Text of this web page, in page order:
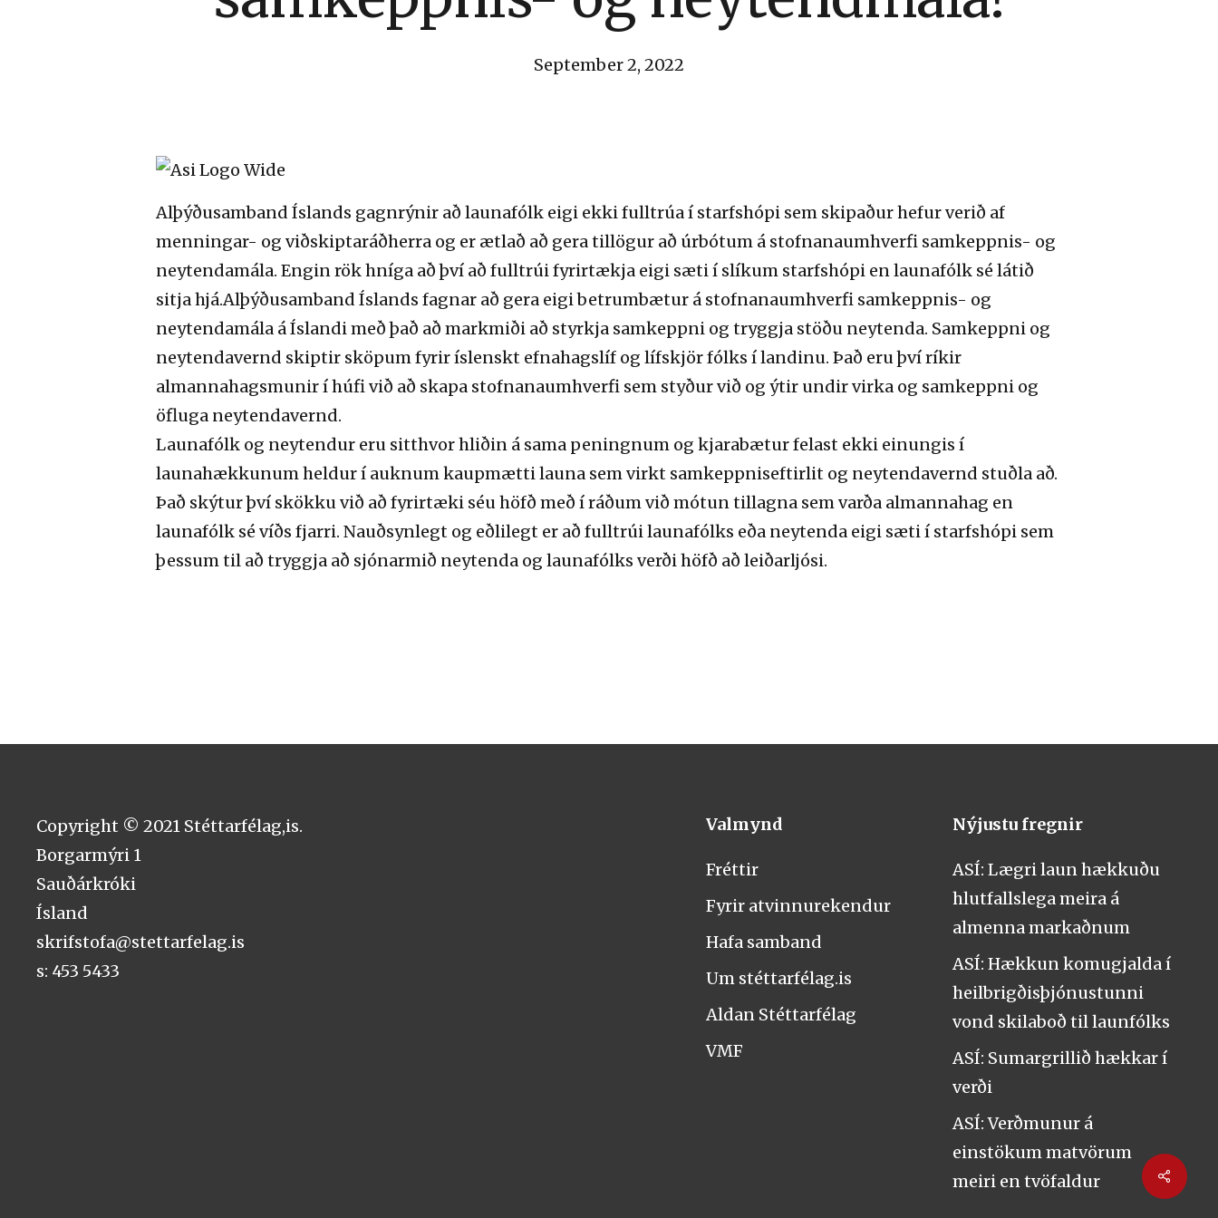
September 2, 2022
Alþýðusamband Íslands gagnrýnir að launafólk eigi ekki fulltrúa í starfshópi sem skipaður hefur verið af
menningar- og viðskiptaráðherra og er ætlað að gera tillögur að úrbótum á stofnanaumhverfi samkeppnis- og
neytendamála. Engin rök hníga að því að fulltrúi fyrirtækja eigi sæti í slíkum starfshópi en launafólk sé látið
sitja hjá.Alþýðusamband Íslands fagnar að gera eigi betrumbætur á stofnanaumhverfi samkeppnis- og
neytendamála á Íslandi með það að markmiði að styrkja samkeppni og tryggja stöðu neytenda. Samkeppni og
neytendavernd skiptir sköpum fyrir íslenskt efnahagslíf og lífskjör fólks í landinu. Það eru því ríkir
almannahagsmunir í húfi við að skapa stofnanaumhverfi sem styður við og ýtir undir virka og samkeppni og
öfluga neytendavernd.
Launafólk og neytendur eru sitthvor hliðin á sama peningnum og kjarabætur felast ekki einungis í
launahækkunum heldur í auknum kaupmætti launa sem virkt samkeppniseftirlit og neytendavernd stuðla að.
Það skýtur því skökku við að fyrirtæki séu höfð með í ráðum við mótun tillagna sem varða almannahag en
launafólk sé víðs fjarri. Nauðsynlegt og eðlilegt er að fulltrúi launafólks eða neytenda eigi sæti í starfshópi sem
þessum til að tryggja að sjónarmið neytenda og launafólks verði höfð að leiðarljósi.
Share
Copyright © 2021 Stéttarfélag,is.
Borgarmýri 1
Sauðárkróki
Ísland
skrifstofa@stettarfelag.is
s: 453 5433
Valmynd
Fréttir
Fyrir atvinnurekendur
Hafa samband
Um stéttarfélag.is
Aldan Stéttarfélag
VMF
Nýjustu fregnir
ASÍ: Lægri laun hækkuðu
hlutfallslega meira á
almenna markaðnum
ASÍ: Hækkun komugjalda í
heilbrigðisþjónustunni
vond skilaboð til launfólks
ASÍ: Sumargrillið hækkar í
verði
ASÍ: Verðmunur á
einstökum matvörum
meiri en tvöfaldur